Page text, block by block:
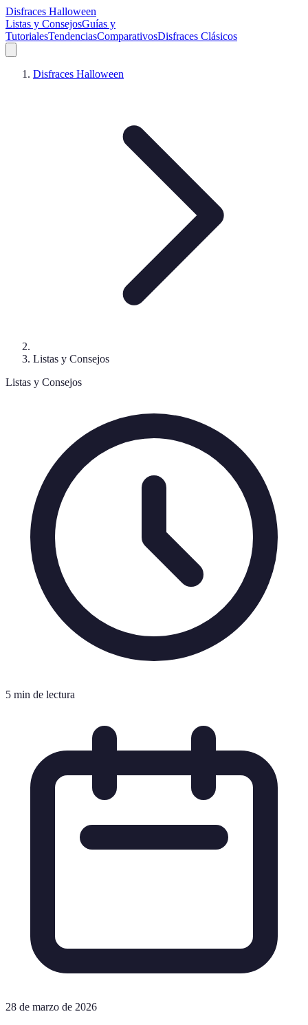
Disfraces Halloween
Listas y ConsejosGuías y
TutorialesTendenciasComparativosDisfraces Clásicos
Disfraces Halloween
Listas y Consejos
Listas y Consejos
5 min de lectura
28 de marzo de 2026